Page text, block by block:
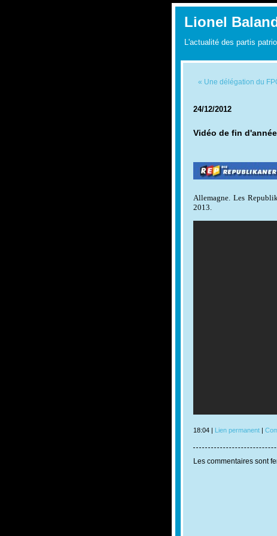
Lionel
L'actualité des partis
« Une délégation du
24/12/2012
Vidéo de fin
Allemagne. Les
2013.
18:04 | Lien permanent|
Les commentaires sont